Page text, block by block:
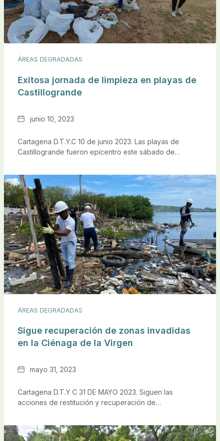
ÁREAS DEGRADADAS
Exitosa jornada de limpieza en playas de
Castillogrande
Fechajunio 10, 2023
Cartagena D.T.Y.C 10 de junio 2023. Las playas de
Castillogrande fueron epicentro este sábado de…
ÁREAS DEGRADADAS
Sigue recuperación de zonas invadidas
en la Ciénaga de la Virgen
Fechamayo 31, 2023
Cartagena D.T.Y C 31 DE MAYO 2023. Siguen las
acciones de restitución y recuperación de…